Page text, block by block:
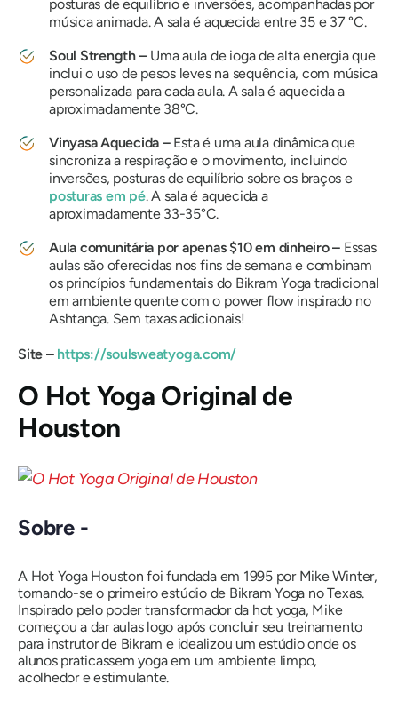
posturas de equilíbrio e inversões, acompanhadas por
música animada. A sala é aquecida entre 35 e 37 °C.
Soul Strength – Uma aula de ioga de alta energia que
inclui o uso de pesos leves na sequência, com música
personalizada para cada aula. A sala é aquecida a
aproximadamente 38°C.
Vinyasa Aquecida – Esta é uma aula dinâmica que
sincroniza a respiração e o movimento, incluindo
inversões, posturas de equilíbrio sobre os braços e
posturas em pé. A sala é aquecida a
aproximadamente 33-35°C.
Aula comunitária por apenas $10 em dinheiro – Essas
aulas são oferecidas nos fins de semana e combinam
os princípios fundamentais do Bikram Yoga tradicional
em ambiente quente com o power flow inspirado no
Ashtanga. Sem taxas adicionais!
Site –https://soulsweatyoga.com/
O Hot Yoga Original de
Houston
Sobre -
A Hot Yoga Houston foi fundada em 1995 por Mike Winter,
tornando-se o primeiro estúdio de Bikram Yoga no Texas.
Inspirado pelo poder transformador da hot yoga, Mike
começou a dar aulas logo após concluir seu treinamento
para instrutor de Bikram e idealizou um estúdio onde os
alunos praticassem yoga em um ambiente limpo,
acolhedor e estimulante.